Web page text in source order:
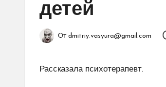
детей
Запись
От dmitriy.vasyura@gmail.com
Рассказала психотерапевт.